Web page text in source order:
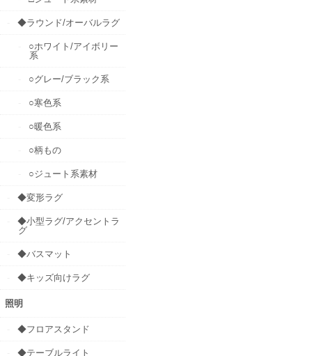
◆ラウンド/オーバルラグ
○ホワイト/アイボリー
系
○グレー/ブラック系
○寒色系
○暖色系
○柄もの
○ジュート系素材
◆変形ラグ
◆小型ラグ/アクセントラ
グ
◆バスマット
◆キッズ向けラグ
照明
◆フロアスタンド
◆テーブルライト